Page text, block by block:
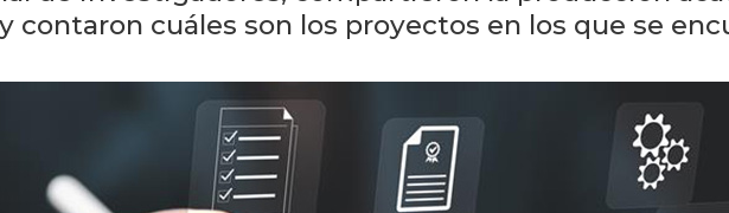
contaron cuáles son los proyectos en los que se